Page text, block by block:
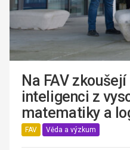
Na FAV
inteligenci z
matematiky a
FAV Věda a výzkum